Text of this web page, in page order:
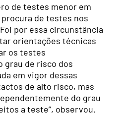
de testes menor em
de testes nos
por essa circunstância
orientações técnicas
os testes
grau de risco dos
em vigor dessas
de alto risco, mas
do grau
a teste”, observou.